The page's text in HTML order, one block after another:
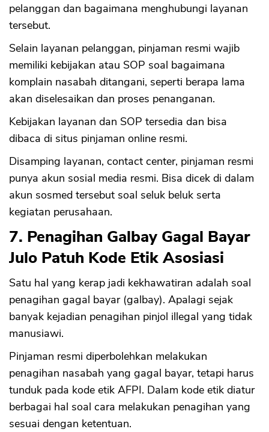
pelanggan dan bagaimana menghubungi layanan
tersebut.
Selain layanan pelanggan, pinjaman resmi wajib
memiliki kebijakan atau SOP soal bagaimana
komplain nasabah ditangani, seperti berapa lama
akan diselesaikan dan proses penanganan.
Kebijakan layanan dan SOP tersedia dan bisa
dibaca di situs pinjaman online resmi.
Disamping layanan, contact center, pinjaman resmi
punya akun sosial media resmi. Bisa dicek di dalam
akun sosmed tersebut soal seluk beluk serta
kegiatan perusahaan.
7. Penagihan Galbay Gagal Bayar
Julo Patuh Kode Etik Asosiasi
Satu hal yang kerap jadi kekhawatiran adalah soal
penagihan gagal bayar (galbay). Apalagi sejak
banyak kejadian penagihan pinjol illegal yang tidak
manusiawi.
Pinjaman resmi diperbolehkan melakukan
penagihan nasabah yang gagal bayar, tetapi harus
tunduk pada kode etik AFPI. Dalam kode etik diatur
berbagai hal soal cara melakukan penagihan yang
sesuai dengan ketentuan.
OK
CANCEL